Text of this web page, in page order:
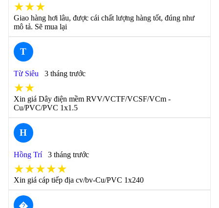
★★★
Giao hàng hơi lâu, được cái chất lượng hàng tốt, đúng như
mô tả. Sẽ mua lại
T
Từ Siêu 3 tháng trước
★★
Xin giá Dây điện mềm RVV/VCTF/VCSF/VCm -
Cu/PVC/PVC 1x1.5
H
Hồng Trí 3 tháng trước
★★★★★
Xin giá cáp tiếp địa cv/bv-Cu/PVC 1x240
�